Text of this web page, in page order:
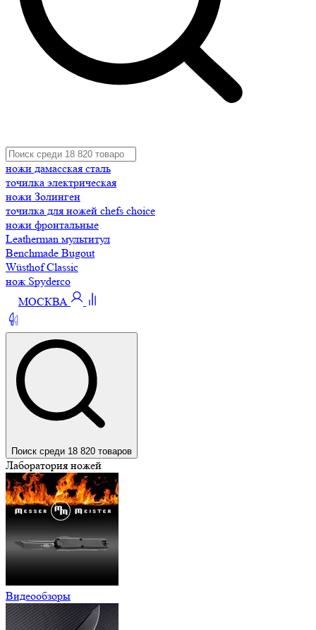
ножи дамасская сталь
точилка электрическая
ножи Золинген
точилка для ножей chefs choice
ножи фронтальные
Leatherman мультитул
Benchmade Bugout
Wüsthof Classic
нож Spyderco
МОСКВА
Поиск среди 18 820 товаров
Лаборатория ножей
Видеообзоры